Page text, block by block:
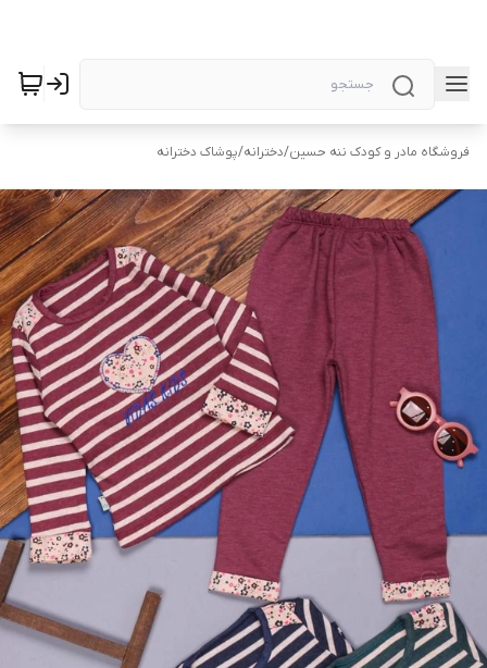
فروشگاه مادر و کودک ننه حسین/دخترانه/پوشاک دخترانه